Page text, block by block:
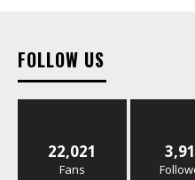
FOLLOW US
22,021
Fans